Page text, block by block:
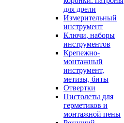
для дрели
Измерительный
инструмент
Ключи, наборы
инструментов
Крепежно-
монтажный
инструмент,
метизы, биты
Отвертки
Пистолеты для
герметиков и
монтажной пены